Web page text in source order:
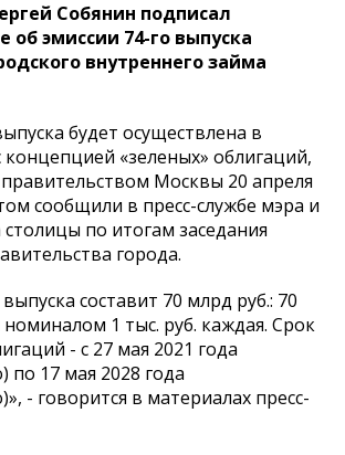
Собянин подписал
об эмиссии 74-го выпуска
внутреннего займа
будет осуществлена в
концепцией «зеленых» облигаций,
Москвы 20 апреля
сообщили в пресс-службе мэра и
по итогам заседания
города.
составит 70 млрд руб.: 70
1 тыс. руб. каждая. Срок
- с 27 мая 2021 года
по 17 мая 2028 года
- говорится в материалах пресс-